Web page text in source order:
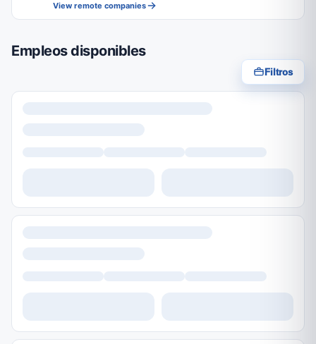
View remote companies
Empleos disponibles
Filtros